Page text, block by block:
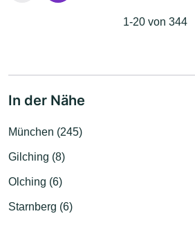
1-20 von 344
In der Nähe
München (245)
Gilching (8)
Olching (6)
Starnberg (6)